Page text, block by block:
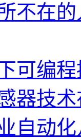
不在
可编
器技
自动